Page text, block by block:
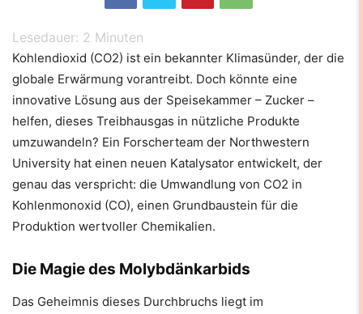
Lesedauer: 2 Minuten
Kohlendioxid (CO2) ist ein bekannter Klimasünder, der die
globale Erwärmung vorantreibt. Doch könnte eine
innovative Lösung aus der Speisekammer – Zucker –
helfen, dieses Treibhausgas in nützliche Produkte
umzuwandeln? Ein Forscherteam der Northwestern
University hat einen neuen Katalysator entwickelt, der
genau das verspricht: die Umwandlung von CO2 in
Kohlenmonoxid (CO), einen Grundbaustein für die
Produktion wertvoller Chemikalien.
Die Magie des Molybdänkarbids
Das Geheimnis dieses Durchbruchs liegt im